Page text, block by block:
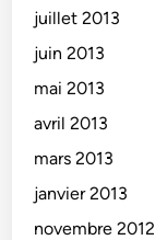
juillet 2013
juin 2013
mai 2013
avril 2013
mars 2013
janvier 2013
novembre 2012